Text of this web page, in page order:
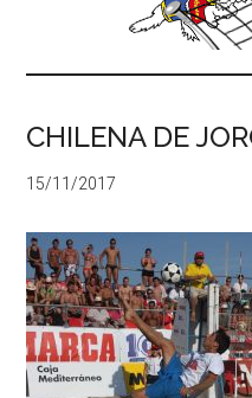
CHILENA DE
15/11/2017